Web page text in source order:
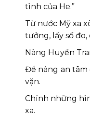
tình của He.”
Từ nước Mỹ xa
tưởng, lấy số
Nàng Huyền
Để nàng an tâm
vặn.
Chính những
xa.